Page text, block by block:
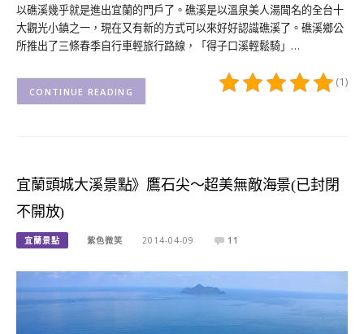
以礁溪幾乎就是進出宜蘭的門戶了。礁溪是以溫泉美人湯聞名的全台十
大觀光小鎮之一，現在又有新的方式可以來好好認識礁溪了。礁溪鄉公
所推出了三條春季自行車輕旅行路線，「得子口溪輕鬆騎」…
(1)
CONTINUE READING
宜蘭頭城大溪景點》鷹石尖～超美無敵海景(已封閉
不開放)
宜蘭景點 紫色微笑 2014-04-09 11